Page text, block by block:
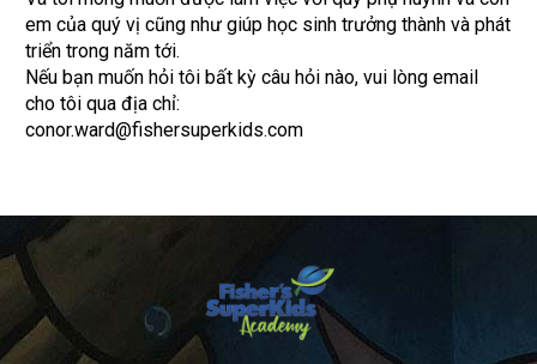
em của quý vị cũng như giúp học sinh trưởng thành và phát
triển trong năm tới.
Nếu bạn muốn hỏi tôi bất kỳ câu hỏi nào, vui lòng email
cho tôi qua địa chỉ:
conor.ward@fishersuperkids.com